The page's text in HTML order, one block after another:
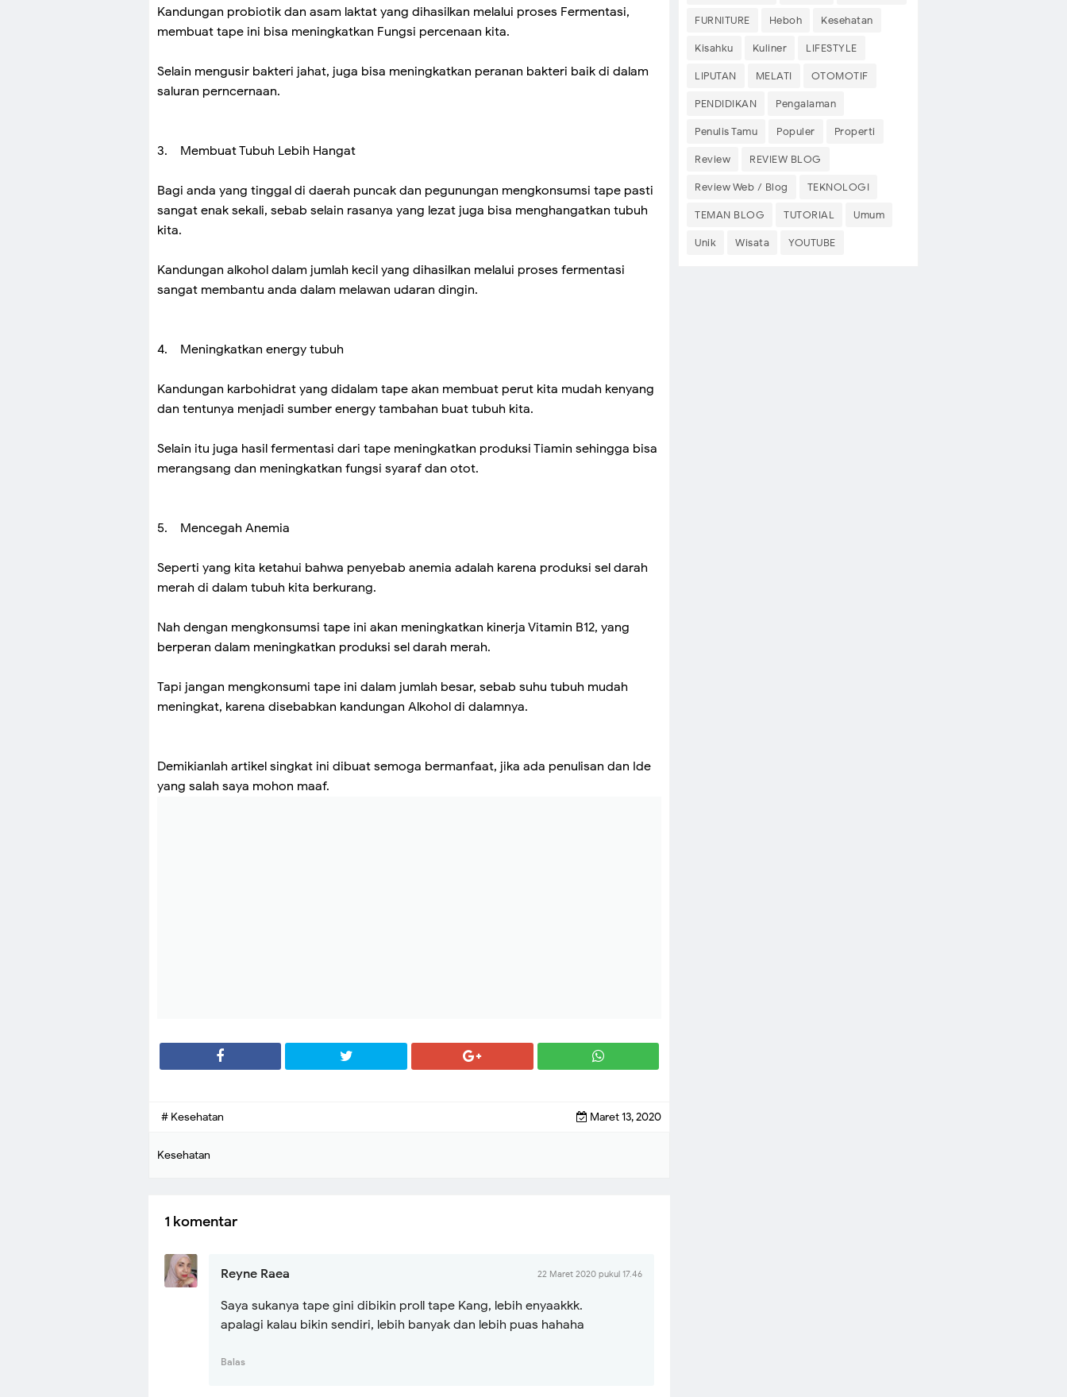
Kandungan probiotik dan asam laktat yang dihasilkan melalui proses Fermentasi,
membuat tape ini bisa meningkatkan Fungsi percenaan kita.
Selain mengusir bakteri jahat, juga bisa meningkatkan peranan bakteri baik di dalam
saluran perncernaan.
3. Membuat Tubuh Lebih Hangat
Bagi anda yang tinggal di daerah puncak dan pegunungan mengkonsumsi tape pasti
sangat enak sekali, sebab selain rasanya yang lezat juga bisa menghangatkan tubuh
kita.
Kandungan alkohol dalam jumlah kecil yang dihasilkan melalui proses fermentasi
sangat membantu anda dalam melawan udaran dingin.
4. Meningkatkan energy tubuh
Kandungan karbohidrat yang didalam tape akan membuat perut kita mudah kenyang
dan tentunya menjadi sumber energy tambahan buat tubuh kita.
Selain itu juga hasil fermentasi dari tape meningkatkan produksi Tiamin sehingga bisa
merangsang dan meningkatkan fungsi syaraf dan otot.
5. Mencegah Anemia
Seperti yang kita ketahui bahwa penyebab anemia adalah karena produksi sel darah
merah di dalam tubuh kita berkurang.
Nah dengan mengkonsumsi tape ini akan meningkatkan kinerja Vitamin B12, yang
berperan dalam meningkatkan produksi sel darah merah.
Tapi jangan mengkonsumi tape ini dalam jumlah besar, sebab suhu tubuh mudah
meningkat, karena disebabkan kandungan Alkohol di dalamnya.
Demikianlah artikel singkat ini dibuat semoga bermanfaat, jika ada penulisan dan Ide
yang salah saya mohon maaf.
# Kesehatan Maret 13, 2020
Kesehatan
1 komentar
Reyne Raea 22 Maret 2020 pukul 17.46
Saya sukanya tape gini dibikin proll tape Kang, lebih enyaakkk.
apalagi kalau bikin sendiri, lebih banyak dan lebih puas hahaha
Balas
FURNITURE Heboh Kesehatan
Kisahku Kuliner LIFESTYLE
LIPUTAN MELATI OTOMOTIF
PENDIDIKAN Pengalaman
Penulis Tamu Populer Properti
Review REVIEW BLOG
Review Web / Blog TEKNOLOGI
TEMAN BLOG TUTORIAL Umum
Unik Wisata YOUTUBE